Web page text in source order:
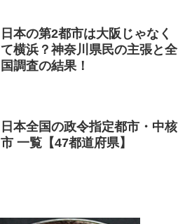
日本の第2都市は大阪じゃなく
て横浜？神奈川県民の主張と全
国調査の結果！
日本全国の政令指定都市・中核
市 一覧【47都道府県】